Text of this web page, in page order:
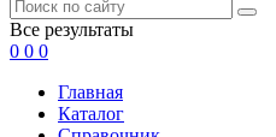
Все результаты
0 0 0
Главная
Каталог